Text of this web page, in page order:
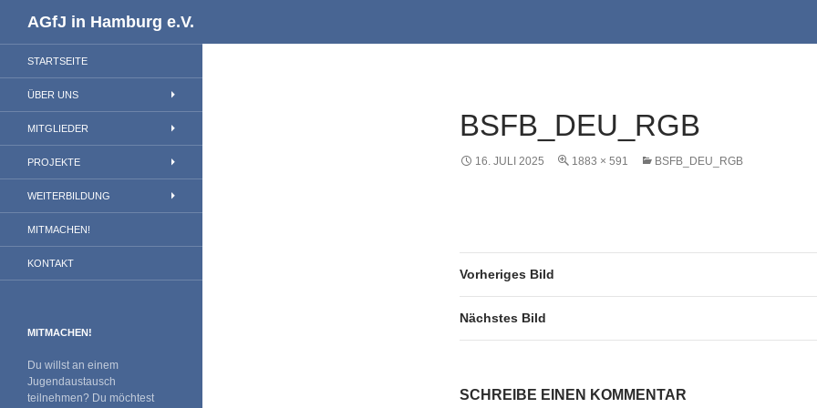
AGfJ in Hamburg e.V.
BSFB_DEU_RGB
16. JULI 2025 1883 × 591 BSFB_DEU_RGB
Vorheriges Bild
Nächstes Bild
SCHREIBE EINEN KOMMENTAR
STARTSEITE
ÜBER UNS
MITGLIEDER
PROJEKTE
WEITERBILDUNG
MITMACHEN!
KONTAKT
MITMACHEN!
Du willst an einem
Jugendaustausch
teilnehmen? Du möchtest